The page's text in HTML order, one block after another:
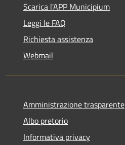
Scarica l'APP Municipium
Leggi le FAQ
Richiesta assistenza
Webmail
Amministrazione trasparente
Albo pretorio
Informativa privacy